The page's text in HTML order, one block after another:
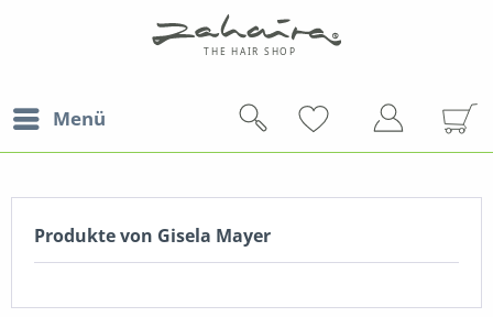
Menü
Produkte von Gisela Mayer